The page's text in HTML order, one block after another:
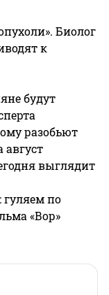
Биолог
к
будут
разобьют
август
выглядит
гуляем по
«Вор»